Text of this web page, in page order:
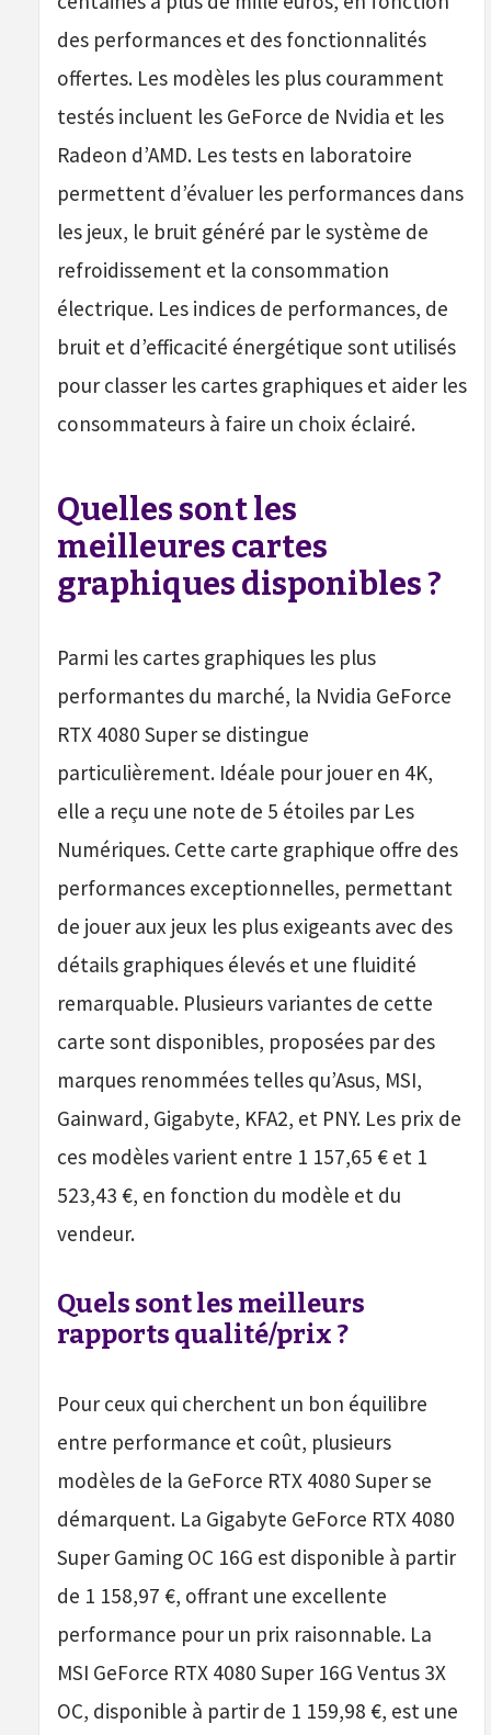
des performances et des fonctionnalités
offertes. Les modèles les plus couramment
testés incluent les GeForce de Nvidia et les
Radeon d’AMD. Les tests en laboratoire
permettent d’évaluer les performances dans
les jeux, le bruit généré par le système de
refroidissement et la consommation
électrique. Les indices de performances, de
bruit et d’efficacité énergétique sont utilisés
pour classer les cartes graphiques et aider les
consommateurs à faire un choix éclairé.
Quelles sont les
meilleures cartes
graphiques disponibles ?
Parmi les cartes graphiques les plus
performantes du marché, la Nvidia GeForce
RTX 4080 Super se distingue
particulièrement. Idéale pour jouer en 4K,
elle a reçu une note de 5 étoiles par Les
Numériques. Cette carte graphique offre des
performances exceptionnelles, permettant
de jouer aux jeux les plus exigeants avec des
détails graphiques élevés et une fluidité
remarquable. Plusieurs variantes de cette
carte sont disponibles, proposées par des
marques renommées telles qu’Asus, MSI,
Gainward, Gigabyte, KFA2, et PNY. Les prix de
ces modèles varient entre 1 157,65 € et 1
523,43 €, en fonction du modèle et du
vendeur.
Quels sont les meilleurs
rapports qualité/prix ?
Pour ceux qui cherchent un bon équilibre
entre performance et coût, plusieurs
modèles de la GeForce RTX 4080 Super se
démarquent. La Gigabyte GeForce RTX 4080
Super Gaming OC 16G est disponible à partir
de 1 158,97 €, offrant une excellente
performance pour un prix raisonnable. La
MSI GeForce RTX 4080 Super 16G Ventus 3X
OC, disponible à partir de 1 159,98 €, est une